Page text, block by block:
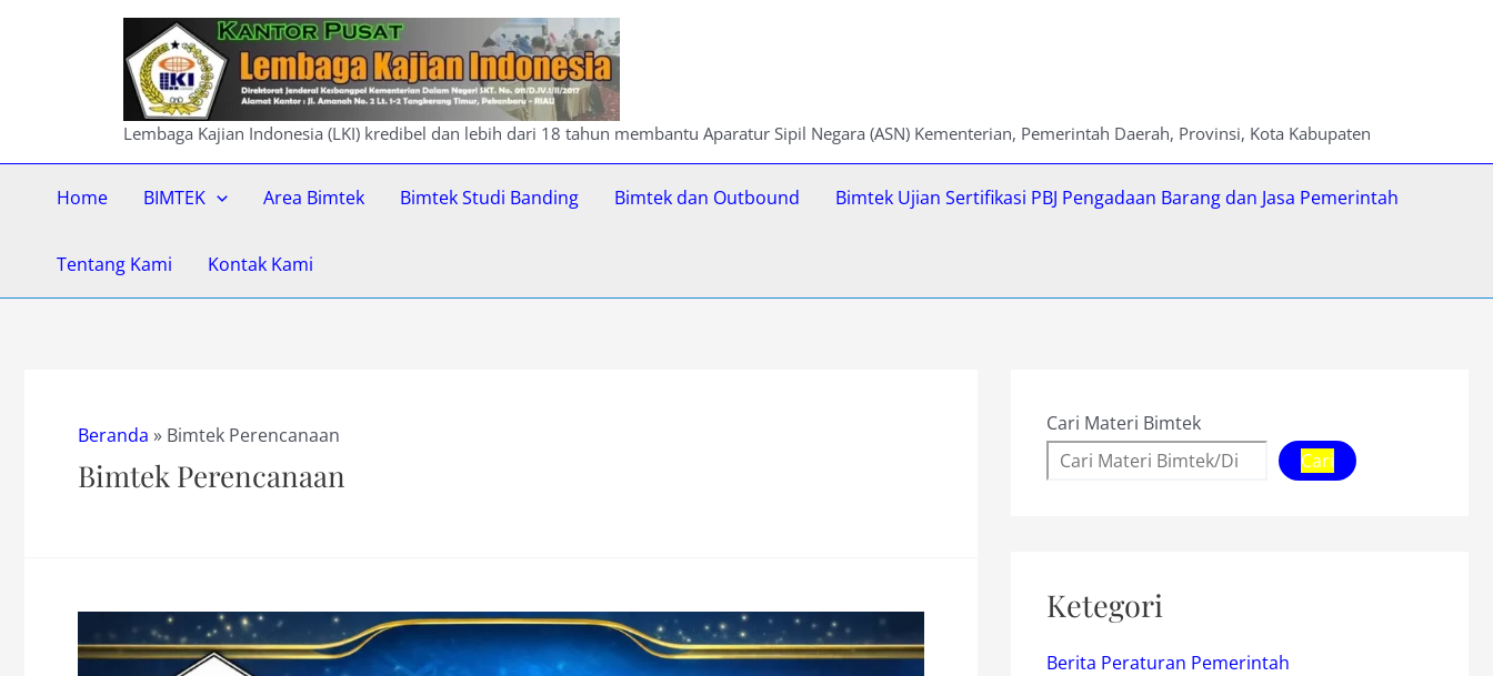
Lembaga Kajian Indonesia (LKI) kredibel dan lebih dari 18 tahun membantu Aparatur Sipil Negara (ASN) Kementerian, Pemerintah Daerah, Provinsi, Kota Kabupaten
Home BIMTEK Area Bimtek Bimtek Studi Banding Bimtek dan Outbound Bimtek Ujian Sertifikasi PBJ Pengadaan Barang dan Jasa Pemerintah
Tentang Kami Kontak Kami
Beranda » Bimtek Perencanaan
Bimtek Perencanaan
Cari Materi Bimtek
Cari
Ketegori
Berita Peraturan Pemerintah